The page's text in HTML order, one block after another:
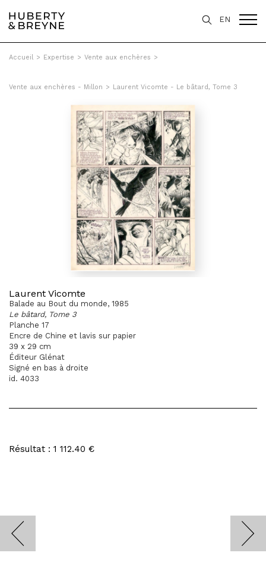
EN
Accueil > Expertise > Vente aux enchères >
Vente aux enchères - Millon > Laurent Vicomte - Le bâtard, Tome 3
Laurent Vicomte
Balade au Bout du monde, 1985
Le bâtard, Tome 3
Planche 17
Encre de Chine et lavis sur papier
39 x 29 cm
Éditeur Glénat
Signé en bas à droite
id. 4033
Résultat : 1 112.40 €